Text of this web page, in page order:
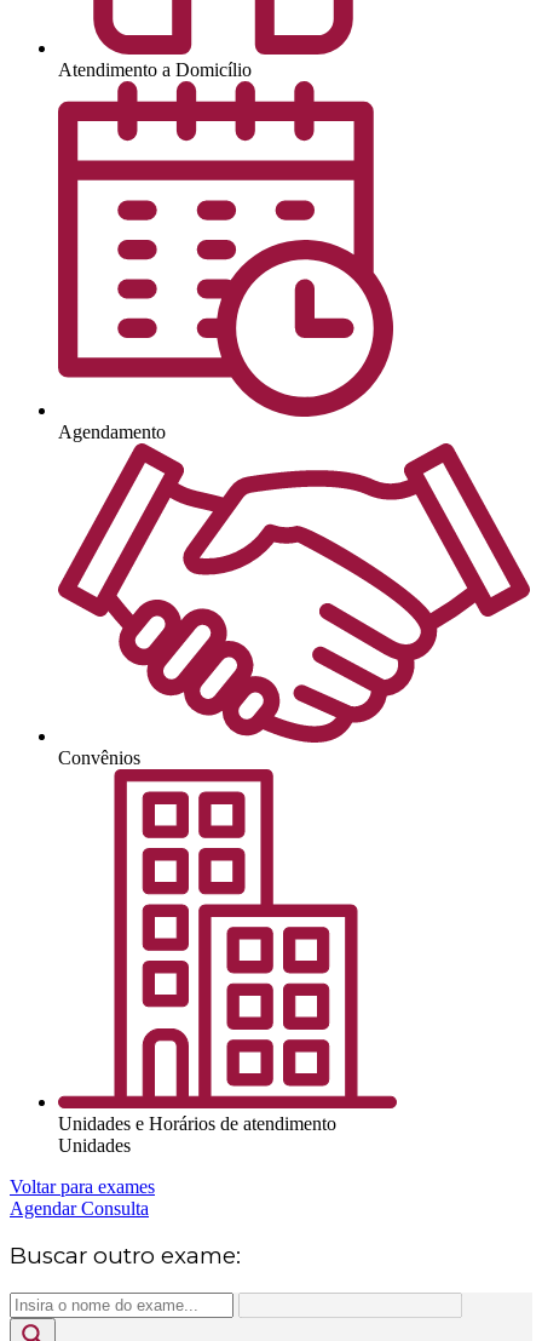
Atendimento a Domicílio
Agendamento
Convênios
Unidades e Horários de atendimento
Unidades
Voltar para exames
Agendar Consulta
Buscar outro exame: